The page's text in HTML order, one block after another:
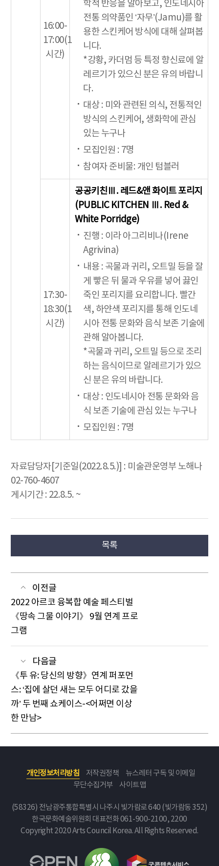
16:00-
17:00(1
시간)
학적 반응을 알아보고, 인도네시아
전통 의약품인 ‘자무’(Jamu)를 활
용한 스킨케어 방식에 대해 살펴봅
니다.
*강황, 카더멈 등 특정 향신료에 알
레르기가 있으신 분은 유의 바랍니
다.
대상 : 미와 관련된 의식, 전통적인
방식의 스킨케어, 생화학에 관심
있는 누구나
모집인원 : 7명
참여자 준비물: 개인 텀블러
17:30-
18:30(1
시간)
공공키친Ⅲ. 레드&앤 화이트 포리지
(PUBLIC KITCHEN Ⅲ. Red &
White Porridge)
진행 : 이라 아그리비나(Irene
Agrivina)
내용 : 곡물과 귀리, 오트밀 등을 잘
게 빻은 뒤 물과 우유를 넣어 끓인
죽인 포리지를 요리합니다. 빨간
색, 하얀색 포리지를 통해 인도네
시아 전통 문화와 음식 보존 기술에
관해 알아봅니다.
*곡물과 귀리, 오트밀 등으로 조리
하는 음식이므로 알레르기가 있으
신 분은 유의 바랍니다.
대상 : 인도네시아 전통 문화와 음
식 보존 기술에 관심 있는 누구나
모집인원 : 7명
자료담당자[기준일(2022.8.5.)] : 미술관운영부 노해나
02-760-4607
게시기간 : 22.8.5. ~
목록
이전글
2022 아르코 융복합 예술 페스티벌
《땅속 그물 이야기》 9월 연계 프로
그램
다음글
《투 유: 당신의 방향》연계 퍼포먼
스: ‘집에 살던 새는 모두 어디로 갔을
까’ 두 번째 쇼케이스-<어쩌면 이상
한 만남>
개인정보처리방침 저작권정책
뉴스레터 구독 및 이메일
무단수집거부
사이트맵
(58326) 전남광주통합특별시 나주시 빛가람로 640 (빛가람동 352)
한국문화예술위원회 대표전화 061-900-2100, 2200
Copyright 2020 Arts Council Korea. All Rights Reserved.